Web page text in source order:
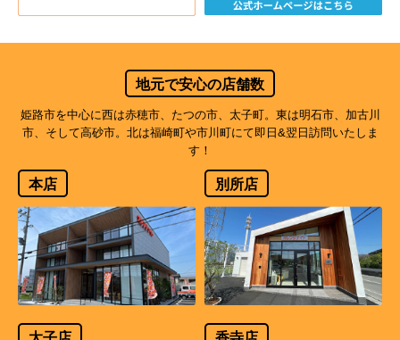
地元で安心の店舗数
姫路市を中心に西は赤穂市、たつの市、太子町。東は明石市、加古川
市、そして高砂市。北は福崎町や市川町にて即日&翌日訪問いたしま
す！
本店 別所店